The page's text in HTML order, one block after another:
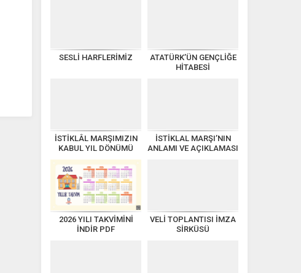
SESLİ HARFLERİMİZ
ATATÜRK’ÜN GENÇLİĞE
HİTABESİ
İSTİKLÂL MARŞIMIZIN
KABUL YIL DÖNÜMÜ
KUTLU OLSUN
İSTİKLAL MARŞI’NIN
ANLAMI VE AÇIKLAMASI
2026 YILI TAKVİMİNİ
İNDİR PDF
VELİ TOPLANTISI İMZA
SİRKÜSÜ